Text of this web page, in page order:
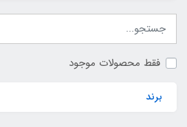
فقط محصولات موجود
برند